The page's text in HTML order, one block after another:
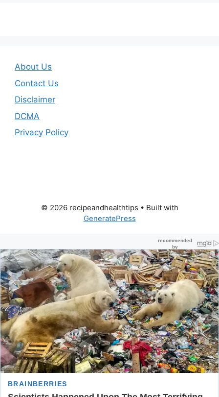
About Us
Contact Us
Disclaimer
DCMA
Privacy Policy
© 2026 recipeandhealthtips • Built with
GeneratePress